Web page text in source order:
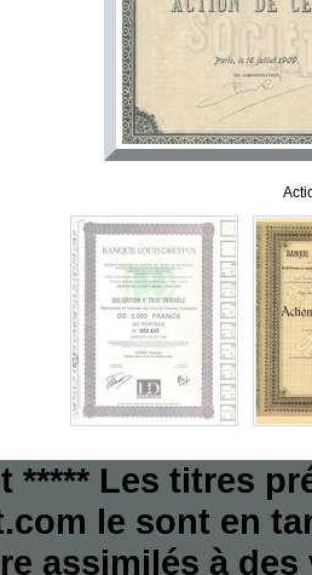
***** Les titres
le sont en
assimilés à